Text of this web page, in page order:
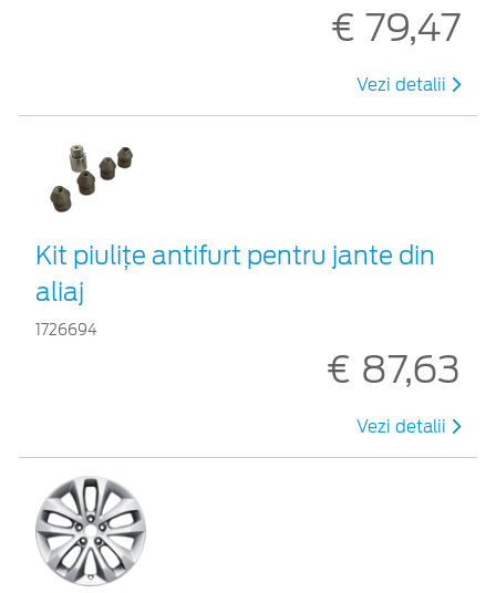
€ 79,47
Vezi detalii
Kit piuliţe antifurt pentru jante din
aliaj
1726694
€ 87,63
Vezi detalii